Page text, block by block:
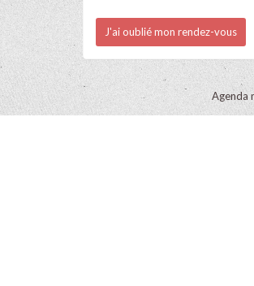
J'ai oublié mon rendez-vous
Agenda